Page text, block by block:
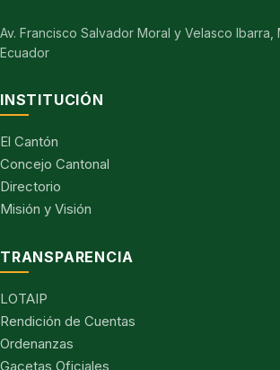
Av. Francisco Salvador Moral y Velasco Ibarra,
Ecuador
INSTITUCIÓN
El Cantón
Concejo Cantonal
Directorio
Misión y Visión
TRANSPARENCIA
LOTAIP
Rendición de Cuentas
Ordenanzas
Gacetas Oficiales